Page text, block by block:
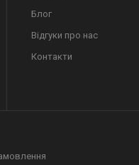
Блог
Відгуки про нас
Контакти